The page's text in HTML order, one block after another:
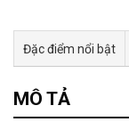
Đặc điểm nổi bật
MÔ TẢ